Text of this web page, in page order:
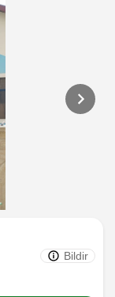
Bildir